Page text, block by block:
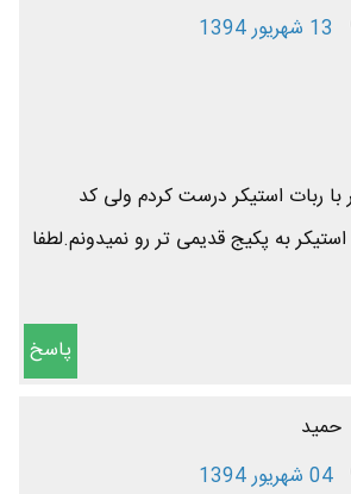
13 شهریور 1394
با ربات استیکر درست کردم ولی کد
به پکیج قدیمی تر رو نمیدونم.لطفا
پاسخ
حمید
04 شهریور 1394